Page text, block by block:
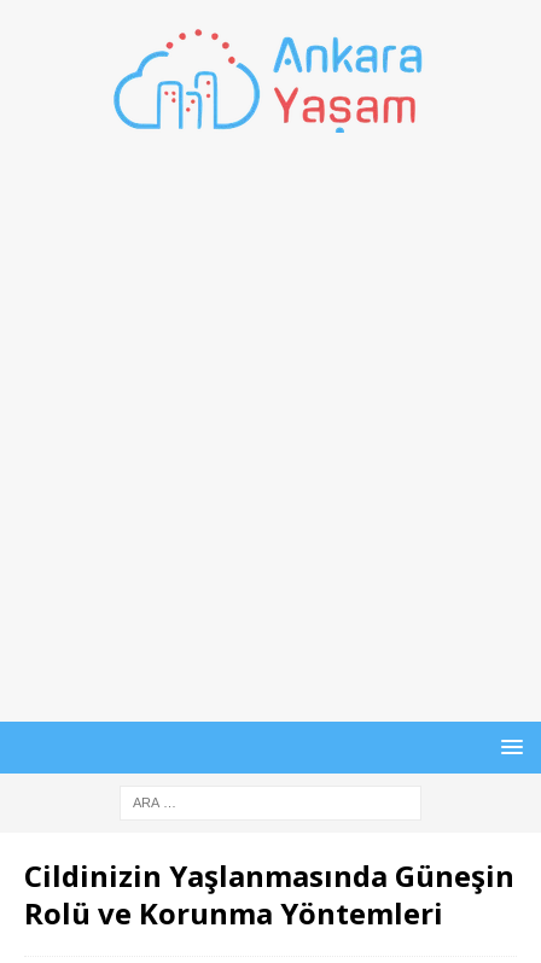
Cildinizin Yaşlanmasında Güneşin
Rolü ve Korunma Yöntemleri